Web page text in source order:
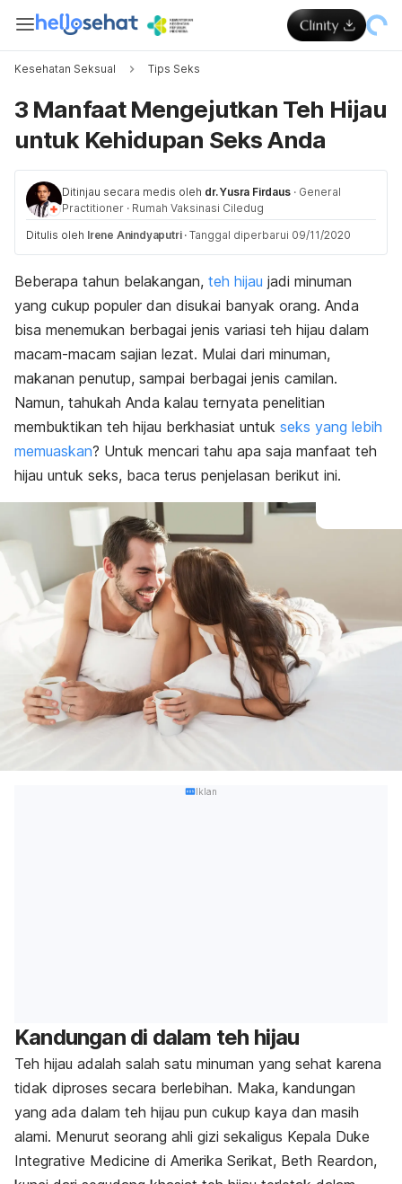
Kesehatan Seksual Tips Seks
3 Manfaat Mengejutkan Teh Hijau
untuk Kehidupan Seks Anda
Ditinjau secara medis oleh dr. Yusra Firdaus · General
Practitioner · Rumah Vaksinasi Ciledug
Ditulis oleh Irene Anindyaputri · Tanggal diperbarui 09/11/2020
Beberapa tahun belakangan, teh hijau jadi minuman
yang cukup populer dan disukai banyak orang. Anda
bisa menemukan berbagai jenis variasi teh hijau dalam
macam-macam sajian lezat. Mulai dari minuman,
makanan penutup, sampai berbagai jenis camilan.
Namun, tahukah Anda kalau ternyata penelitian
membuktikan teh hijau berkhasiat untuk seks yang lebih
memuaskan? Untuk mencari tahu apa saja manfaat teh
hijau untuk seks, baca terus penjelasan berikut ini.
Iklan
Kandungan di dalam teh hijau
Teh hijau adalah salah satu minuman yang sehat karena
tidak diproses secara berlebihan. Maka, kandungan
yang ada dalam teh hijau pun cukup kaya dan masih
alami. Menurut seorang ahli gizi sekaligus Kepala Duke
Integrative Medicine di Amerika Serikat, Beth Reardon,